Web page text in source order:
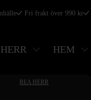
Fri frakt över 990 kr
HERR HEM
REA HERR